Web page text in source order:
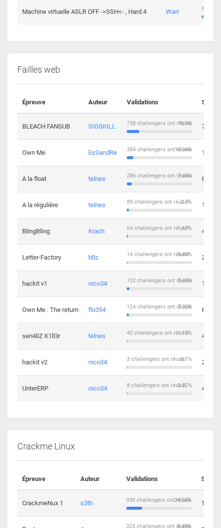
Machine virtuelle ASLR OFF ->SSH<- , Hard 4 Warr 63
Failles web
Épreuve Auteur Validations
BLEACH FANSUB SIGSKILL 19.3%
738 challengers ont réussi 7
Own Me EsSandRe 10.04%
384 challengers ont réussi 13
A la float telnes 7.48%
286 challengers ont réussi 8
A la régulière telnes 2.7%
89 challengers ont réussi 10
BlingBling Krach 1.67%
64 challengers ont réussi 4
Letter-Factory b0z 0.43%
14 challengers ont réussi 2
hackit v1 nico34 3.45%
132 challengers ont réussi 12
Own Me : The return flo354 3.32%
124 challengers ont réussi 6
seri4liZ K1ll3r telnes 1.12%
42 challengers ont réussi 4
hackit v2 nico34 0.1%
3 challengers ont réussi 2
UnterERP nico34 0.22%
8 challengers ont réussi 4
Crackme Linux
Épreuve Auteur Validations
CrackmeNux 1 s3th 24.54%
938 challengers ont réussi 14
8.49%
325 challengers ont réussi